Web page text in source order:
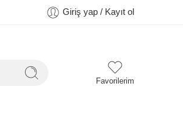
Giriş yap / Kayıt ol
Favorilerim